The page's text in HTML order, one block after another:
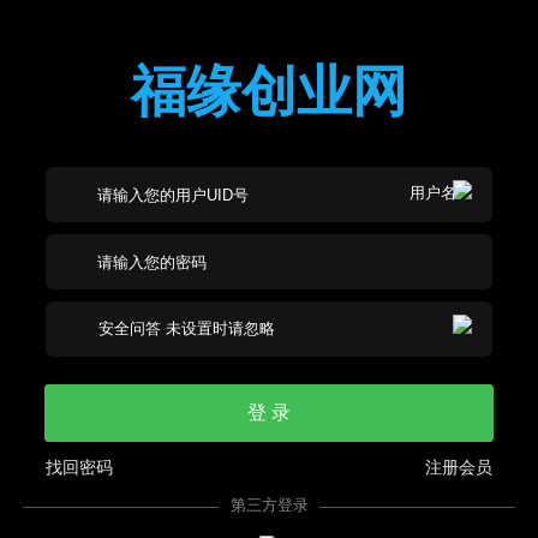
福缘创业网
登 录
注册会员
找回密码
第三方登录